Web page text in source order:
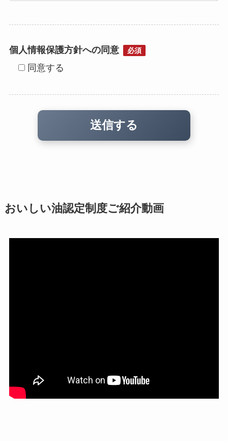
個人情報保護方針への同意 必須
同意する
おいしい油認定制度ご紹介動画